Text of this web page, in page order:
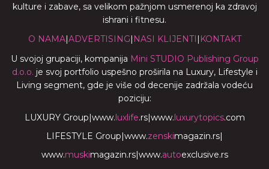
kulture i zabave, sa velikom pažnjom usmerenoj ka zdravoj
ishrani i fitnesu.
O NAMA|ADVERTISING| NASI KLIJENTI | KONTAKT
U svojoj grupaciji, kompanija Mini STUDIO Publishing Group
d.o.o. je svoj portfolio uspešno proširila na Luxury, Lifestyle i
Living segment, gde je više od decenije zadržala vodeću
poziciju:
LUXURY Group|www.luxlife.rs|www.luxurytopics.com
LIFESTYLE Group|www.zenskimagazin.rs|
www.muskimagazin.rs|www.autoexclusive.rs